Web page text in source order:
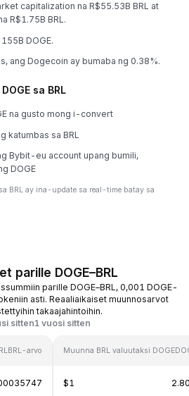
capitalization na R$55.53B BRL at
R$1.75B BRL.
DOGE.
ang Dogecoin ay bumaba ng 0.38%.
sa BRL
na gusto mong i-convert
katumbas sa BRL
Bybit-eu account upang bumili,
DOGE
BRL ay ina-update sa real-time batay sa
parille DOGE–BRL
parille DOGE–BRL, 0,001 DOGE-
asti. Reaaliaikaiset muunnosarvot
takaajahintoihin.
sitten1 vuosi sitten
BRL-arvo Muunna BRL valuutaksi DOGE
$1